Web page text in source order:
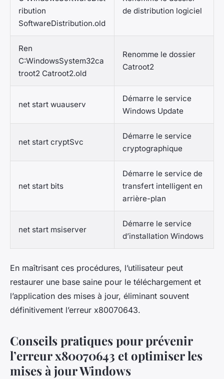
ribution
SoftwareDistribution.old
de distribution logiciel
Ren
C:WindowsSystem32ca
troot2 Catroot2.old
Renomme le dossier
Catroot2
net start wuauserv
Démarre le service
Windows Update
net start cryptSvc
Démarre le service
cryptographique
net start bits
Démarre le service de
transfert intelligent en
arrière-plan
net start msiserver
Démarre le service
d’installation Windows
En maîtrisant ces procédures, l’utilisateur peut
restaurer une base saine pour le téléchargement et
l’application des mises à jour, éliminant souvent
définitivement l’erreur x80070643.
Conseils pratiques pour prévenir
l’erreur x80070643 et optimiser les
mises à jour Windows